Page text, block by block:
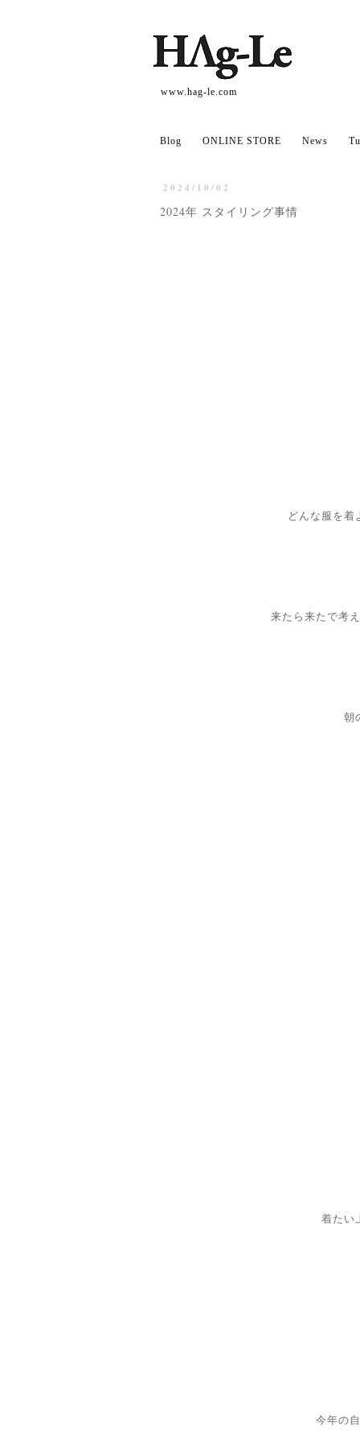
www.hag-le.com
Blog ONLINE STORE News
2024/10/02
2024年 スタイリング事情
どんな服を着
来たら来たで考
朝
着たい
今年の